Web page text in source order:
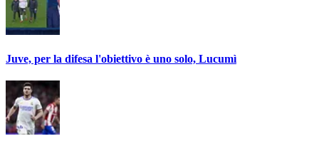
Juve, per la difesa l'obiettivo è uno solo, Lucumì